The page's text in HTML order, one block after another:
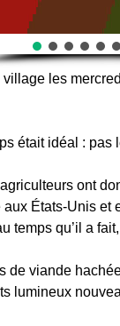
les
était idéal : pas
ont
États-Unis et
temps qu’il a
de viande
lumineux